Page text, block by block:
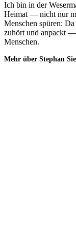
Ich bin in der
Heimat — nicht nur
Menschen spüren:
zuhört und anpackt —
Menschen.
Mehr über Stephan